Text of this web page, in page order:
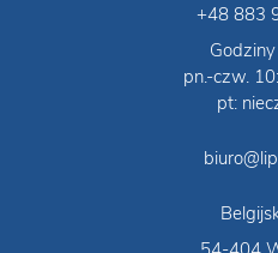
+48 883
pn.-czw.
pt: